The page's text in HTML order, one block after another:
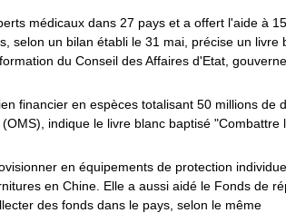
médicaux dans 27 pays et a offert l'aide à
selon un bilan établi le 31 mai, précise un livre
du Conseil des Affaires d'Etat,
financier en espèces totalisant 50 millions de
indique le livre blanc baptisé "Combattre
en équipements de protection
en Chine. Elle a aussi aidé le Fonds de
des fonds dans le pays, selon le même